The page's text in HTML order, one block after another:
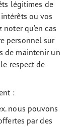
légitimes de
ou vos
qu’en cas
personnel sur
de maintenir un
respect de
:
nous pouvons
par des